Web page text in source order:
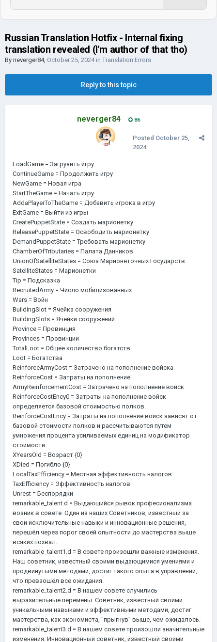
Russian Translation Hotfix - Internal fixing
translation revealed (I'm author of that tho)
By neverger84, October 25, 2024in Translation Errors
Reply to this topic
neverger84 86
Posted October 25,
2024
LoadGame = Загрузить игру
ContinueGame = Продолжить игру
NewGame = Новая игра
StartTheGame = Начать игру
AddaPlayerToTheGame = Добавить игрока в игру
ExitGame = Выйти из игры
CreatePuppetState = Создать марионетку
ReleasePuppetState = Освободить марионетку
DemandPuppetState = Требовать марионетку
ChamberOfTributaries = Палата Данников
UnionOfSatelliteStates = Союз Марионеточных Государств
SatelliteStates = Марионетки
Tip = Подсказка
RecruitedArmy = Число мобилизованных
Wars = Войн
BuildingSlot = Ячейка сооружения
BuildingSlots = Ячейки сооружений
Province = Провинция
Provinces = Провинции
TotalLoot = Общее количество богатств
Loot = Богатства
ReinforceArmyCost = Затрачено на пополнение войска
ReinforceCost = Затраты на пополнение
ArmyReinforcementCost = Затрачено на пополнение войск
ReinforceCostEncy0 = Затраты на пополнение войск
определяется базовой стоимостью полков.
ReinforceCostEncy = Затраты на пополнение войск зависят от
базовой стоимости полков и рассчитываются путем
умножения процента усиливаемых единиц на модификатор
стоимости.
XYearsOld = Возраст {0}
XDied = Погибло {0}
LocalTaxEfficiency = Местная эффективность налогов
TaxEfficiency = Эффективность налогов
Unrest = Беспорядки
remarkable_talent.d = Выдающийся рывок професионализма
возник в совете. Один из наших Советников, известный за
свои исключительные навыки и инновационные решения,
перешёл через порог своей опытности до мастерства выше
всяких похвал.
remarkable_talent1.d = В совете произошли важные изменения.
Наш советник, известный своими выдающимися умениями и
продвинутыми методами, достиг такого опыта в управлении,
что превзошёл все ожидания.
remarkable_talent2.d = В нашем совете случились
выразительные перемены. Советник, известный своими
уникальными навыками и эффективными методами, достиг
мастерства, как экономиста, "прыгнув" выше, чем ожидалось.
remarkable_talent3.d = В нашем совете произошли значительные
изменения. Инновационный советник, известный своими